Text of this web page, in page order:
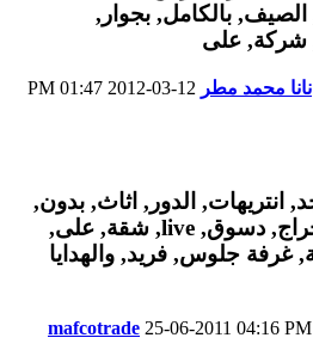
نانا محمد مطر
01:47 PM
mafcotrade 25-06-2011 04:16 PM